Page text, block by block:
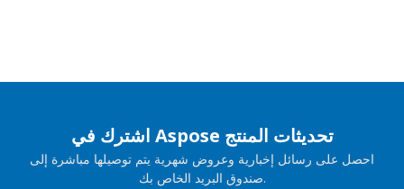
اشترك في Aspose تحديثات المنتج
احصل على رسائل إخبارية وعروض شهرية يتم توصيلها مباشرة إلى
صندوق البريد الخاص بك.